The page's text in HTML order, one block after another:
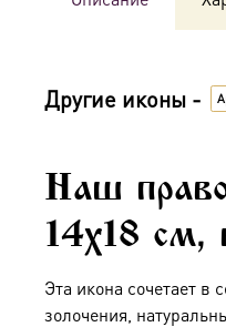
Другие иконы -
Наш
14х18 см,
Эта икона сочетает
золочения,